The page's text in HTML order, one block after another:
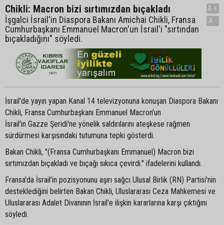
Chikli: Macron bizi sırtımızdan bıçakladı
İşgalci İsrail'in Diaspora Bakanı Amichai Chikli, Fransa
Cumhurbaşkanı Emmanuel Macron'un İsrail'i "sırtından
bıçakladığını" söyledi.
A+
A-
İsrail'de yayın yapan Kanal 14 televizyonuna konuşan Diaspora Bakanı
Chikli, Fransa Cumhurbaşkanı Emmanuel Macron'un
İsrail'in Gazze Şeridi'ne yönelik saldırılarını ateşkese rağmen
sürdürmesi karşısındaki tutumuna tepki gösterdi.
Bakan Chikli, "(Fransa Cumhurbaşkanı Emmanuel) Macron bizi
sırtımızdan bıçakladı ve bıçağı sıkıca çevirdi." ifadelerini kullandı.
Fransa'da İsrail'in pozisyonunu aşırı sağcı Ulusal Birlik (RN) Partisi'nin
desteklediğini belirten Bakan Chikli, Uluslararası Ceza Mahkemesi ve
Uluslararası Adalet Divanının İsrail'e ilişkin kararlarına karşı çıktığını
söyledi.